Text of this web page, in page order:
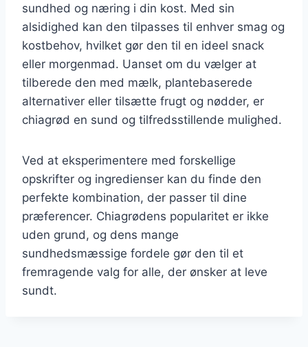
sundhed og næring i din kost. Med sin
alsidighed kan den tilpasses til enhver smag og
kostbehov, hvilket gør den til en ideel snack
eller morgenmad. Uanset om du vælger at
tilberede den med mælk, plantebaserede
alternativer eller tilsætte frugt og nødder, er
chiagrød en sund og tilfredsstillende mulighed.
Ved at eksperimentere med forskellige
opskrifter og ingredienser kan du finde den
perfekte kombination, der passer til dine
præferencer. Chiagrødens popularitet er ikke
uden grund, og dens mange
sundhedsmæssige fordele gør den til et
fremragende valg for alle, der ønsker at leve
sundt.